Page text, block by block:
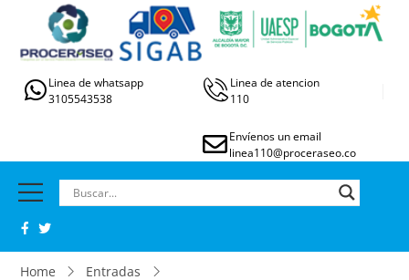
Linea de whatsapp
3105543538
Linea de atencion
110
Envíenos un email
linea110@proceraseo.co
Home
Entradas